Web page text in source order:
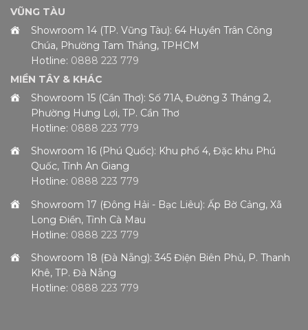
VŨNG TÀU
Showroom 14 (TP. Vũng Tàu): 64 Huyền Trân Công
Chúa, Phường Tam Thắng, TPHCM
Hotline: 0888 223 779
MIỀN TÂY & KHÁC
Showroom 15 (Cần Thơ): Số 71A, Đường 3 Tháng 2,
Phường Hưng Lợi, TP. Cần Thơ
Hotline: 0888 223 779
Showroom 16 (Phú Quốc): Khu phố 4, Đặc khu Phú
Quốc, Tỉnh An Giang
Hotline: 0888 223 779
Showroom 17 (Đông Hải - Bạc Liêu): Ấp Bờ Cảng, Xã
Long Điền, Tỉnh Cà Mau
Hotline: 0888 223 779
Showroom 18 (Đà Nẵng): 345 Điện Biên Phủ, P. Thanh
Khê, TP. Đà Nẵng
Hotline: 0888 223 779